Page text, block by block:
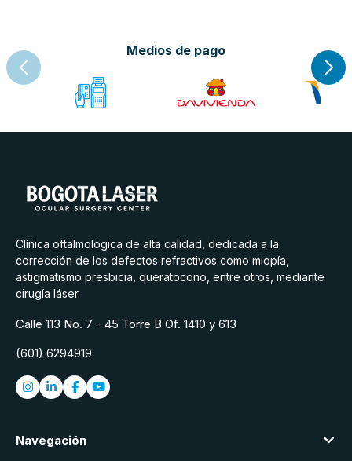
Medios de pago
Clínica oftalmológica de alta calidad, dedicada a la
corrección de los defectos refractivos como miopía,
astigmatismo presbicia, queratocono, entre otros, mediante
cirugía láser.
Calle 113 No. 7 - 45 Torre B Of. 1410 y 613
(601) 6294919
Navegación